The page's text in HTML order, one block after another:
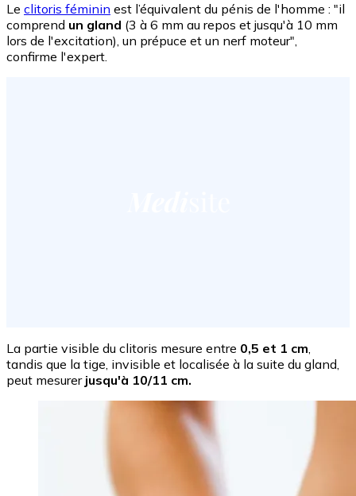
Le clitoris féminin est l’équivalent du pénis de l'homme : "il
comprend un gland (3 à 6 mm au repos et jusqu'à 10 mm
lors de l'excitation), un prépuce et un nerf moteur",
confirme l'expert.
La partie visible du clitoris mesure entre 0,5 et 1 cm,
tandis que la tige, invisible et localisée à la suite du gland,
peut mesurer jusqu'à 10/11 cm.